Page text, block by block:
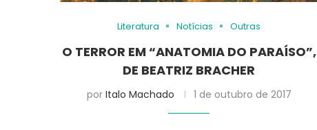
Literatura Notícias Outras
O TERROR EM “ANATOMIA DO PARAÍSO”,
DE BEATRIZ BRACHER
por Italo Machado 1 de outubro de 2017